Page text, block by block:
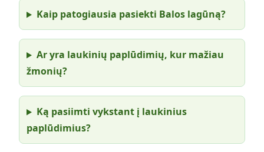
Kaip patogiausia pasiekti Balos lagūną?
Ar yra laukinių paplūdimių, kur mažiau
žmonių?
Ką pasiimti vykstant į laukinius
paplūdimius?